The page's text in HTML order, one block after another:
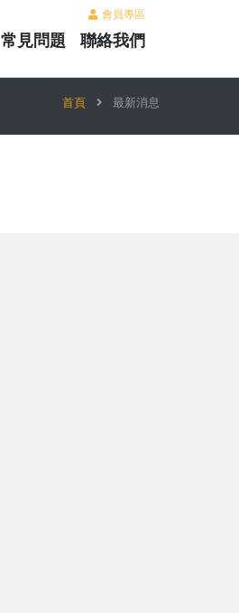
會員專區
常見問題 聯絡我們
首頁 最新消息